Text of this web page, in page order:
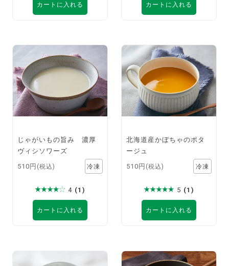
カートに入れる カートに入れる
じゃがいもの旨み 濃厚
ヴィシソワーズ
510円 (税込)
4 (1)
カートに入れる
北海道産かぼちゃのポタ
ージュ
510円 (税込)
5 (1)
カートに入れる